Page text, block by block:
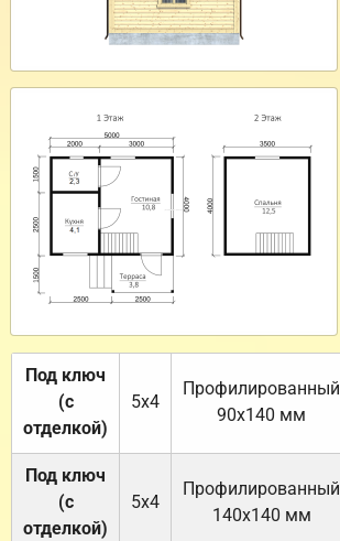
Под ключ
(с
отделкой)
5х4
Профилированный
90х140 мм
Под ключ
(с
отделкой)
5х4
Профилированный
140х140 мм